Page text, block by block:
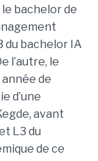
bachelor de
du bachelor IA
l’autre, le
année de
d’une
avant
L3 du
de ce